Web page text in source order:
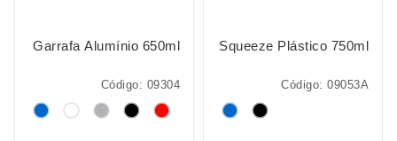
Garrafa Alumínio 650ml
Código: 09304
Squeeze Plástico 750ml
Código: 09053A